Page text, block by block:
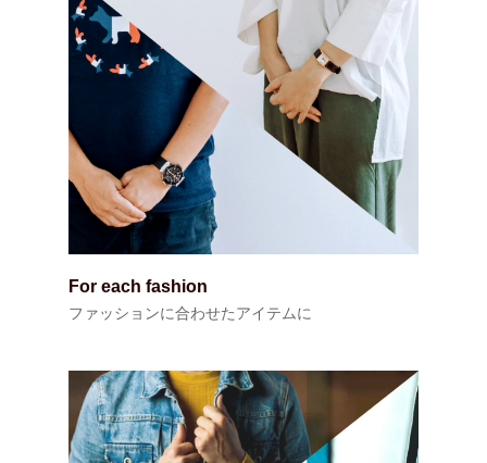
For each fashion
ファッションに合わせたアイテムに